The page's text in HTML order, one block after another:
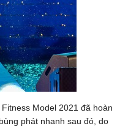
Model 2021 đã hoàn
phát nhanh sau đó, do